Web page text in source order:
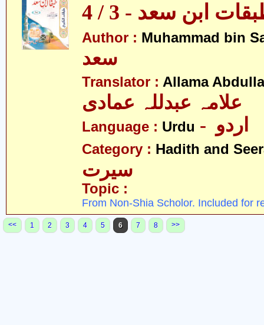
ابن سعد - 3 / 4
Author : Muhammad bin
سعد
Translator : Allama
علامہ عبدللہ عمادی
Language : Urdu
Category : Hadith and
سیرت
Topic :
From Non-Shia Scholor. Included for
<< 1 2 3 4 5 6 7 8 >>